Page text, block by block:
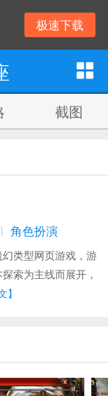
极速下载
截图
丨 角色扮演
幻类型网页游戏，游
索为主线而展开，
】